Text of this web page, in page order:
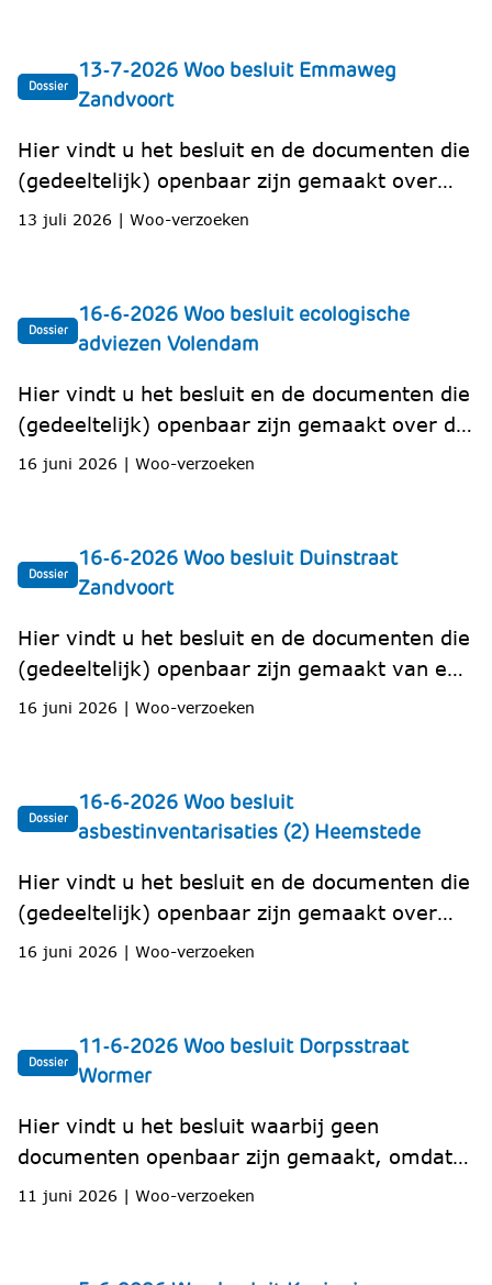
Dossier
13-7-2026 Woo besluit Emmaweg
Zandvoort
Hier vindt u het besluit en de documenten die
(gedeeltelijk) openbaar zijn gemaakt over
een recreatiewoning aan de Emmaweg in
13 juli 2026 | Woo-verzoeken
Dossier
16-6-2026 Woo besluit ecologische
adviezen Volendam
Hier vindt u het besluit en de documenten die
(gedeeltelijk) openbaar zijn gemaakt over de
ecologische adviezen voor het project De
16 juni 2026 | Woo-verzoeken
Dossier
16-6-2026 Woo besluit Duinstraat
Zandvoort
Hier vindt u het besluit en de documenten die
(gedeeltelijk) openbaar zijn gemaakt van een
geweigerd handhavingsverzoek over een
16 juni 2026 | Woo-verzoeken
Dossier
16-6-2026 Woo besluit
asbestinventarisaties (2) Heemstede
Hier vindt u het besluit en de documenten die
(gedeeltelijk) openbaar zijn gemaakt over
asbestinventarisaties, saneringsmeldingen en
16 juni 2026 | Woo-verzoeken
Dossier
11-6-2026 Woo besluit Dorpsstraat
Wormer
Hier vindt u het besluit waarbij geen
documenten openbaar zijn gemaakt, omdat
Omgevingsdienst IJmond niet over de
andere informatie over de bodem van een
11 juni 2026 | Woo-verzoeken